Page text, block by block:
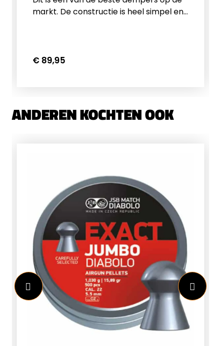
markt. De constructie is heel simpel en
demperBuitendiameter: 30mmLengte:
€ 89,95
ANDEREN KOCHTEN OOK